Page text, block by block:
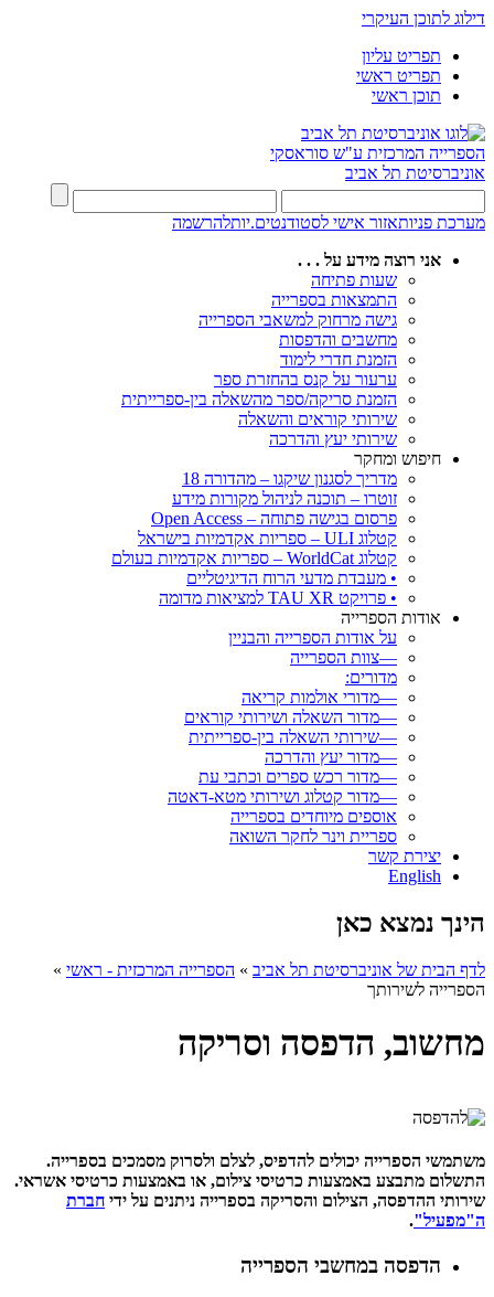
דילוג לתוכן העיקרי
תפריט עליון
תפריט ראשי
תוכן ראשי
הספרייה המרכזית ע"ש סוראסקי
אוניברסיטת תל אביב
מערכת פניותאזור אישי לסטודנטים.יותלהרשמה
אני רוצה מידע על . . .
שעות פתיחה
התמצאות בספרייה
גישה מרחוק למשאבי הספרייה
מחשבים והדפסות
הזמנת חדרי לימוד
ערעור על קנס בהחזרת ספר
הזמנת סריקה/ספר מהשאלה בין-ספרייתית
שירותי קוראים והשאלה
שירותי יעץ והדרכה
חיפוש ומחקר
מדריך לסגנון שיקגו – מהדורה 18
זוטרו – תוכנה לניהול מקורות מידע
פרסום בגישה פתוחה – Open Access
קטלוג ULI – ספריות אקדמיות בישראל
קטלוג WorldCat – ספריות אקדמיות בעולם
• מעבדת מדעי הרוח הדיגיטליים
• פרויקט TAU XR למציאות מדומה
אודות הספרייה
על אודות הספרייה והבניין
—צוות הספרייה
מדורים:
—מדורי אולמות קריאה
—מדור השאלה ושירותי קוראים
—שירותי השאלה בין-ספרייתית
—מדור יעץ והדרכה
—מדור רכש ספרים וכתבי עת
—מדור קטלוג ושירותי מטא-דאטה
אוספים מיוחדים בספרייה
ספריית וינר לחקר השואה
יצירת קשר
English
הינך נמצא כאן
לדף הבית של אוניברסיטת תל אביב » הספרייה המרכזית - ראשי »
הספרייה לשירותך
מחשוב, הדפסה וסריקה
משתמשי הספרייה יכולים להדפיס, לצלם ולסרוק מסמכים בספרייה.
התשלום מתבצע באמצעות כרטיסי צילום, או באמצעות כרטיסי אשראי.
שירותי ההדפסה, הצילום והסריקה בספרייה ניתנים על ידי חברת
ה"מפעיל".
הדפסה במחשבי הספרייה